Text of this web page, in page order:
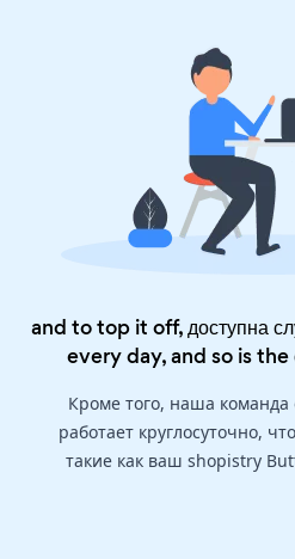
and to top it off, доступна
every day, and so is the
Кроме того, наша
работает круглосуточно,
такие как ваш shopistry